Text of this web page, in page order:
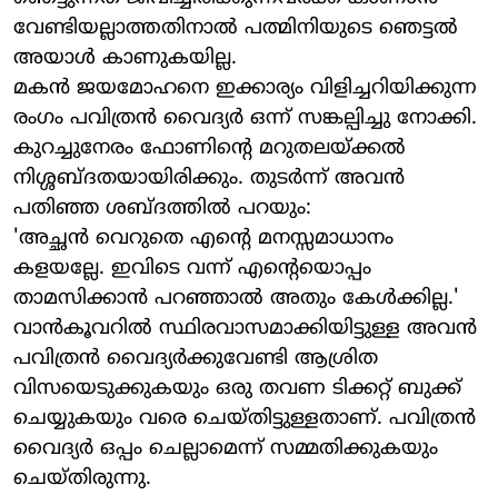
വേണ്ടിയല്ലാത്തതിനാല്‍ പത്മിനിയുടെ ഞെട്ടല്‍
അയാള്‍ കാണുകയില്ല.
മകന്‍ ജയമോഹനെ ഇക്കാര്യം വിളിച്ചറിയിക്കുന്ന
രംഗം പവിത്രന്‍ വൈദ്യര്‍ ഒന്ന് സങ്കല്പിച്ചു നോക്കി.
കുറച്ചുനേരം ഫോണിന്റെ മറുതലയ്ക്കല്‍
നിശ്ശബ്ദതയായിരിക്കും. തുടര്‍ന്ന് അവന്‍
പതിഞ്ഞ ശബ്ദത്തില്‍ പറയും:
'അച്ഛന്‍ വെറുതെ എന്റെ മനസ്സമാധാനം
കളയല്ലേ. ഇവിടെ വന്ന് എന്റെയൊപ്പം
താമസിക്കാന്‍ പറഞ്ഞാല്‍ അതും കേള്‍ക്കില്ല.'
വാന്‍കൂവറില്‍ സ്ഥിരവാസമാക്കിയിട്ടുള്ള അവന്‍
പവിത്രന്‍ വൈദ്യര്‍ക്കുവേണ്ടി ആശ്രിത
വിസയെടുക്കുകയും ഒരു തവണ ടിക്കറ്റ് ബുക്ക്
ചെയ്യുകയും വരെ ചെയ്തിട്ടുള്ളതാണ്. പവിത്രന്‍
വൈദ്യര്‍ ഒപ്പം ചെല്ലാമെന്ന് സമ്മതിക്കുകയും
ചെയ്തിരുന്നു.